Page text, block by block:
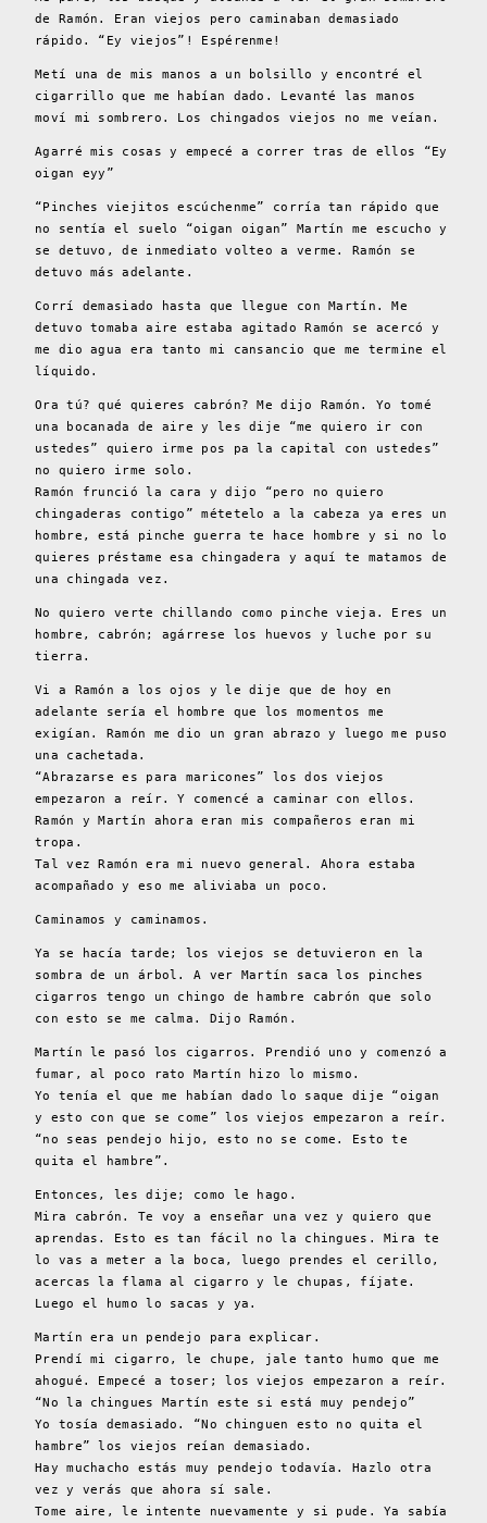
de Ramón. Eran viejos pero caminaban demasiado
rápido. “Ey viejos”! Espérenme!
Metí una de mis manos a un bolsillo y encontré el
cigarrillo que me habían dado. Levanté las manos
moví mi sombrero. Los chingados viejos no me veían.
Agarré mis cosas y empecé a correr tras de ellos “Ey
oigan eyy”
“Pinches viejitos escúchenme” corría tan rápido que
no sentía el suelo “oigan oigan” Martín me escucho y
se detuvo, de inmediato volteo a verme. Ramón se
detuvo más adelante.
Corrí demasiado hasta que llegue con Martín. Me
detuvo tomaba aire estaba agitado Ramón se acercó y
me dio agua era tanto mi cansancio que me termine el
líquido.
Ora tú? qué quieres cabrón? Me dijo Ramón. Yo tomé
una bocanada de aire y les dije “me quiero ir con
ustedes” quiero irme pos pa la capital con ustedes”
no quiero irme solo.
Ramón frunció la cara y dijo “pero no quiero
chingaderas contigo” métetelo a la cabeza ya eres un
hombre, está pinche guerra te hace hombre y si no lo
quieres préstame esa chingadera y aquí te matamos de
una chingada vez.
No quiero verte chillando como pinche vieja. Eres un
hombre, cabrón; agárrese los huevos y luche por su
tierra.
Vi a Ramón a los ojos y le dije que de hoy en
adelante sería el hombre que los momentos me
exigían. Ramón me dio un gran abrazo y luego me puso
una cachetada.
“Abrazarse es para maricones” los dos viejos
empezaron a reír. Y comencé a caminar con ellos.
Ramón y Martín ahora eran mis compañeros eran mi
tropa.
Tal vez Ramón era mi nuevo general. Ahora estaba
acompañado y eso me aliviaba un poco.
Caminamos y caminamos.
Ya se hacía tarde; los viejos se detuvieron en la
sombra de un árbol. A ver Martín saca los pinches
cigarros tengo un chingo de hambre cabrón que solo
con esto se me calma. Dijo Ramón.
Martín le pasó los cigarros. Prendió uno y comenzó a
fumar, al poco rato Martín hizo lo mismo.
Yo tenía el que me habían dado lo saque dije “oigan
y esto con que se come” los viejos empezaron a reír.
“no seas pendejo hijo, esto no se come. Esto te
quita el hambre”.
Entonces, les dije; como le hago.
Mira cabrón. Te voy a enseñar una vez y quiero que
aprendas. Esto es tan fácil no la chingues. Mira te
lo vas a meter a la boca, luego prendes el cerillo,
acercas la flama al cigarro y le chupas, fíjate.
Luego el humo lo sacas y ya.
Martín era un pendejo para explicar.
Prendí mi cigarro, le chupe, jale tanto humo que me
ahogué. Empecé a toser; los viejos empezaron a reír.
“No la chingues Martín este si está muy pendejo”
Yo tosía demasiado. “No chinguen esto no quita el
hambre” los viejos reían demasiado.
Hay muchacho estás muy pendejo todavía. Hazlo otra
vez y verás que ahora sí sale.
Tome aire, le intente nuevamente y si pude. Ya sabía